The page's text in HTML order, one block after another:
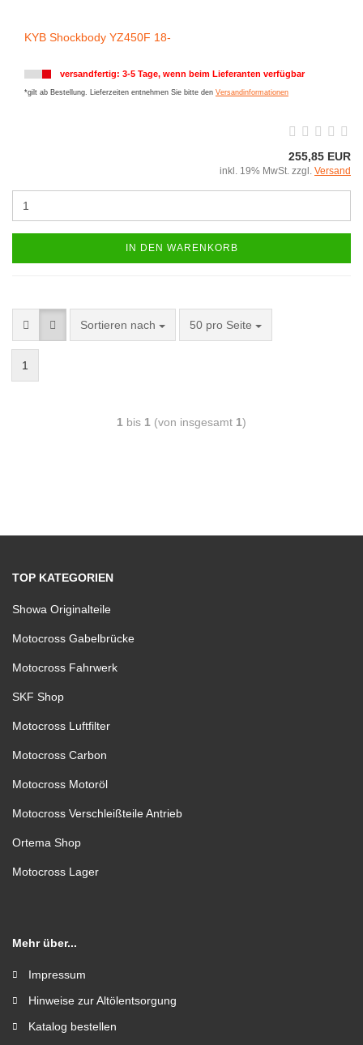
KYB Shockbody YZ450F 18-
versandfertig: 3-5 Tage, wenn beim Lieferanten verfügbar
*gilt ab Bestellung. Lieferzeiten entnehmen Sie bitte den Versandinformationen
255,85 EUR
inkl. 19% MwSt. zzgl. Versand
IN DEN WARENKORB
Sortieren nach 50 pro Seite
1
1 bis 1 (von insgesamt 1)
TOP KATEGORIEN
Showa Originalteile
Motocross Gabelbrücke
Motocross Fahrwerk
SKF Shop
Motocross Luftfilter
Motocross Carbon
Motocross Motoröl
Motocross Verschleißteile Antrieb
Ortema Shop
Motocross Lager
Mehr über...
Impressum
Hinweise zur Altölentsorgung
Katalog bestellen